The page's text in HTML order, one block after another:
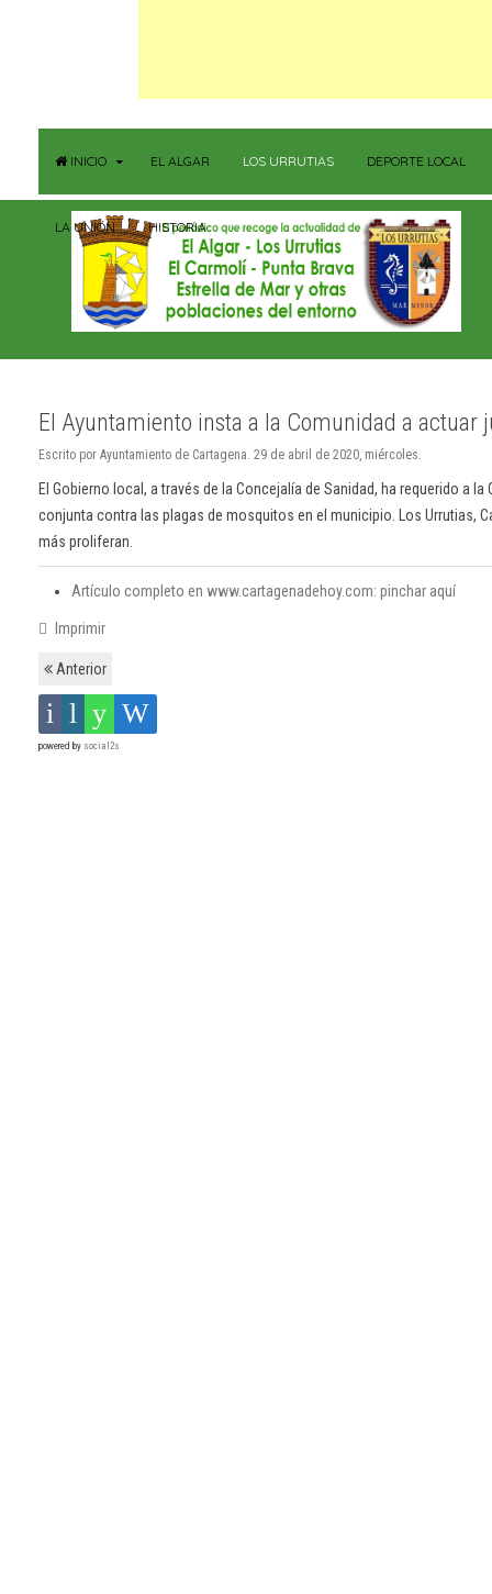
INICIO EL ALGAR LOS URRUTIAS DEPORTE LOCAL
LA UNIÓN HISTORIA
El Ayuntamiento insta a la Comunidad a actuar
Escrito por Ayuntamiento de Cartagena. 29 de abril de 2020, miércoles.
El Gobierno local, a través de la Concejalía de Sanidad, ha requerido a
conjunta contra las plagas de mosquitos en el municipio. Los Urrutias,
más proliferan.
Artículo completo en www.cartagenadehoy.com: pinchar aquí
Imprimir
Anterior
powered by social2s